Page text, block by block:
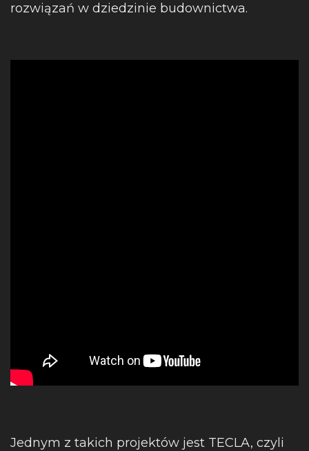
rozwiązań w dziedzinie budownictwa.
Jednym z takich projektów jest TECLA, czyli